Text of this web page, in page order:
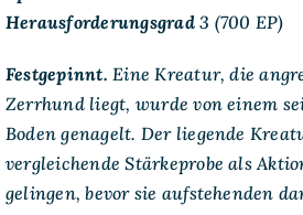
Herausforderungsgrad3 (700 EP)
Festgepinnt. Eine Kreatur, die
Zerrhund liegt, wurde von einem
Boden genagelt. Der liegende
vergleichende Stärkeprobe als
gelingen, bevor sie aufstehenden